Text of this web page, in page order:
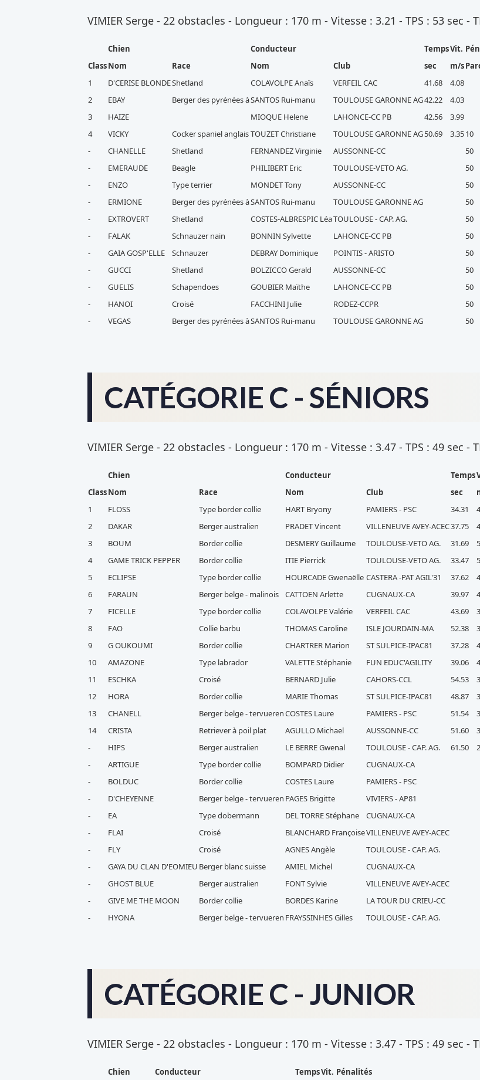
VIMIER Serge - 22 obstacles - Longueur : 170 m - Vitesse : 3.21 - TPS : 53 sec -
Chien Conducteur TempsVit.
ClassNom Race Nom Club sec m/s
1
D'CERISE BLONDEShetland COLAVOLPE Anaïs VERFEIL CAC 41.68 4.08
2
EBAY Berger des pyrénées àSANTOS Rui-manu TOULOUSE GARONNE AG42.22 4.03
3
HAIZE MIOQUE Helene LAHONCE-CC PB 42.56 3.99
4
VICKY Cocker spaniel anglaisTOUZET Christiane TOULOUSE GARONNE AG50.69 3.3510
-
CHANELLE Shetland FERNANDEZ Virginie AUSSONNE-CC 50
-
EMERAUDE Beagle PHILIBERT Eric TOULOUSE-VETO AG. 50
-
ENZO Type terrier MONDET Tony AUSSONNE-CC 50
-
ERMIONE Berger des pyrénées àSANTOS Rui-manu TOULOUSE GARONNE AG 50
-
EXTROVERT Shetland COSTES-ALBRESPIC LéaTOULOUSE - CAP. AG. 50
-
FALAK Schnauzer nain BONNIN Sylvette LAHONCE-CC PB 50
-
GAIA GOSP'ELLE Schnauzer DEBRAY Dominique POINTIS - ARISTO 50
-
GUCCI Shetland BOLZICCO Gerald AUSSONNE-CC 50
-
GUELIS Schapendoes GOUBIER Maïthe LAHONCE-CC PB 50
-
HANOI Croisé FACCHINI Julie RODEZ-CCPR 50
-
VEGAS Berger des pyrénées àSANTOS Rui-manu TOULOUSE GARONNE AG 50
CATÉGORIE C - SÉNIORS
VIMIER Serge - 22 obstacles - Longueur : 170 m - Vitesse : 3.47 - TPS : 49 sec -
Chien Conducteur Temps
ClassNom Race Nom Club sec
1
FLOSS Type border collie HART Bryony PAMIERS - PSC 34.31
2
DAKAR Berger australien PRADET Vincent VILLENEUVE AVEY-ACEC37.75
3
BOUM Border collie DESMERY Guillaume TOULOUSE-VETO AG. 31.69
4
GAME TRICK PEPPER Border collie ITIE Pierrick TOULOUSE-VETO AG. 33.47
5
ECLIPSE Type border collie HOURCADE Gwenaëlle CASTERA -PAT AGIL'31 37.62
6
FARAUN Berger belge - malinois CATTOEN Arlette CUGNAUX-CA 39.97
7
FICELLE Type border collie COLAVOLPE Valérie VERFEIL CAC 43.69
8
FAO Collie barbu THOMAS Caroline ISLE JOURDAIN-MA 52.38
9
G OUKOUMI Border collie CHARTRER Marion ST SULPICE-IPAC81 37.28
10
AMAZONE Type labrador VALETTE Stéphanie FUN EDUC'AGILITY 39.06
11
ESCHKA Croisé BERNARD Julie CAHORS-CCL 54.53
12
HORA Border collie MARIE Thomas ST SULPICE-IPAC81 48.87
13
CHANELL Berger belge - tervuerenCOSTES Laure PAMIERS - PSC 51.54
14
CRISTA Retriever à poil plat AGULLO Michael AUSSONNE-CC 51.60
-
HIPS Berger australien LE BERRE Gwenal TOULOUSE - CAP. AG. 61.50
-
ARTIGUE Type border collie BOMPARD Didier CUGNAUX-CA
-
BOLDUC Border collie COSTES Laure PAMIERS - PSC
-
D'CHEYENNE Berger belge - tervueren PAGES Brigitte VIVIERS - AP81
-
EA Type dobermann DEL TORRE Stéphane CUGNAUX-CA
-
FLAI Croisé BLANCHARD FrançoiseVILLENEUVE AVEY-ACEC
-
FLY Croisé AGNES Angèle TOULOUSE - CAP. AG.
-
GAYA DU CLAN D'EOMIEU Berger blanc suisse AMIEL Michel CUGNAUX-CA
-
GHOST BLUE Berger australien FONT Sylvie VILLENEUVE AVEY-ACEC
-
GIVE ME THE MOON Border collie BORDES Karine LA TOUR DU CRIEU-CC
-
HYONA Berger belge - tervueren FRAYSSINHES Gilles TOULOUSE - CAP. AG.
CATÉGORIE C - JUNIOR
VIMIER Serge - 22 obstacles - Longueur : 170 m - Vitesse : 3.47 - TPS : 49 sec -
Chien Conducteur TempsVit. Pénalités